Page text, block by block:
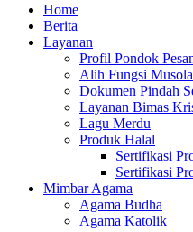
Home
Berita
Layanan
Profil Pondok
Alih Fungsi
Dokumen Pindah
Layanan Bimas
Lagu Merdu
Produk Halal
Sertifikasi
Sertifikasi
Mimbar Agama
Agama Budha
Agama Katolik